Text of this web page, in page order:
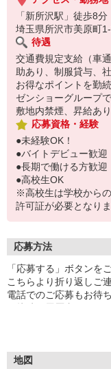
「新所沢駅」徒歩8分
埼玉県所沢市美原町
待遇
交通費規定支給（車
助あり、制服貸与、
お得なポイントを勤
ゼンショーグループ
敷地内禁煙、昇給あ
応募資格・経験
●未経験OK！
●バイトデビュー歓迎
●長期で働ける方歓迎
●高校生OK
※高校生は学校から
許可証が必要となりま
応募方法
「応募する」ボタンを
こちらより折り返しご
電話でのご応募もお待
地図